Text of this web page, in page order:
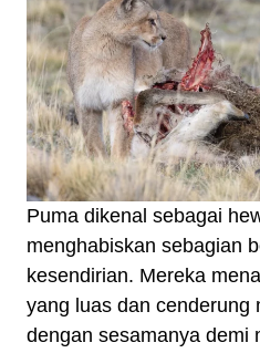
Puma dikenal sebagai
menghabiskan sebagian
kesendirian. Mereka
yang luas dan cenderung
dengan sesamanya demi